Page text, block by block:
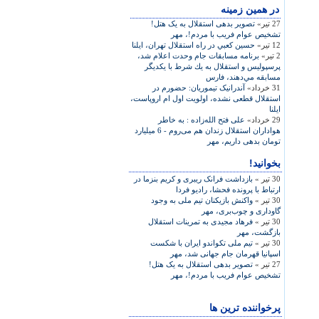
در همين زمينه
27 تیر»
تصویر بدهی استقلال به یک هتل!
تشخیص عوام فریب با مردم!، مهر
12 تیر»
حسين كعبي در راه استقلال تهران، ایلنا
2 تیر»
برنامه مسابقات جام وحدت اعلام شد،
پرسپوليس و استقلال به يك شرط با يكديگر
مسابقه مي‌دهند، فارس
31 خرداد»
آندرانيک تيموريان: حضورم در
استقلال قطعی نشده، اولويت اول ام اروپاست‏،
ايلنا
29 خرداد»
علی فتح الله‌زاده : به خاطر
هواداران استقلال زندان هم می‌روم - 6 میلیارد
تومان بدهی داریم، مهر
بخوانید!
30 تیر »
بازداشت فرانک ريبری و کريم بنزما در
ارتباط با پرونده فحشا، رادیو فردا
30 تیر »
واکنش بازیکنان تیم ملی به وجود
گاوداری و چوب‌بری، مهر
30 تیر »
فرهاد مجیدی به تمرینات استقلال
بازگشت، مهر
30 تیر »
تیم ملی تکواندو ایران با شکست
اسپانیا قهرمان جام جهانی شد، مهر
27 تیر »
تصویر بدهی استقلال به یک هتل!
تشخیص عوام فریب با مردم!، مهر
پرخواننده ترین ها